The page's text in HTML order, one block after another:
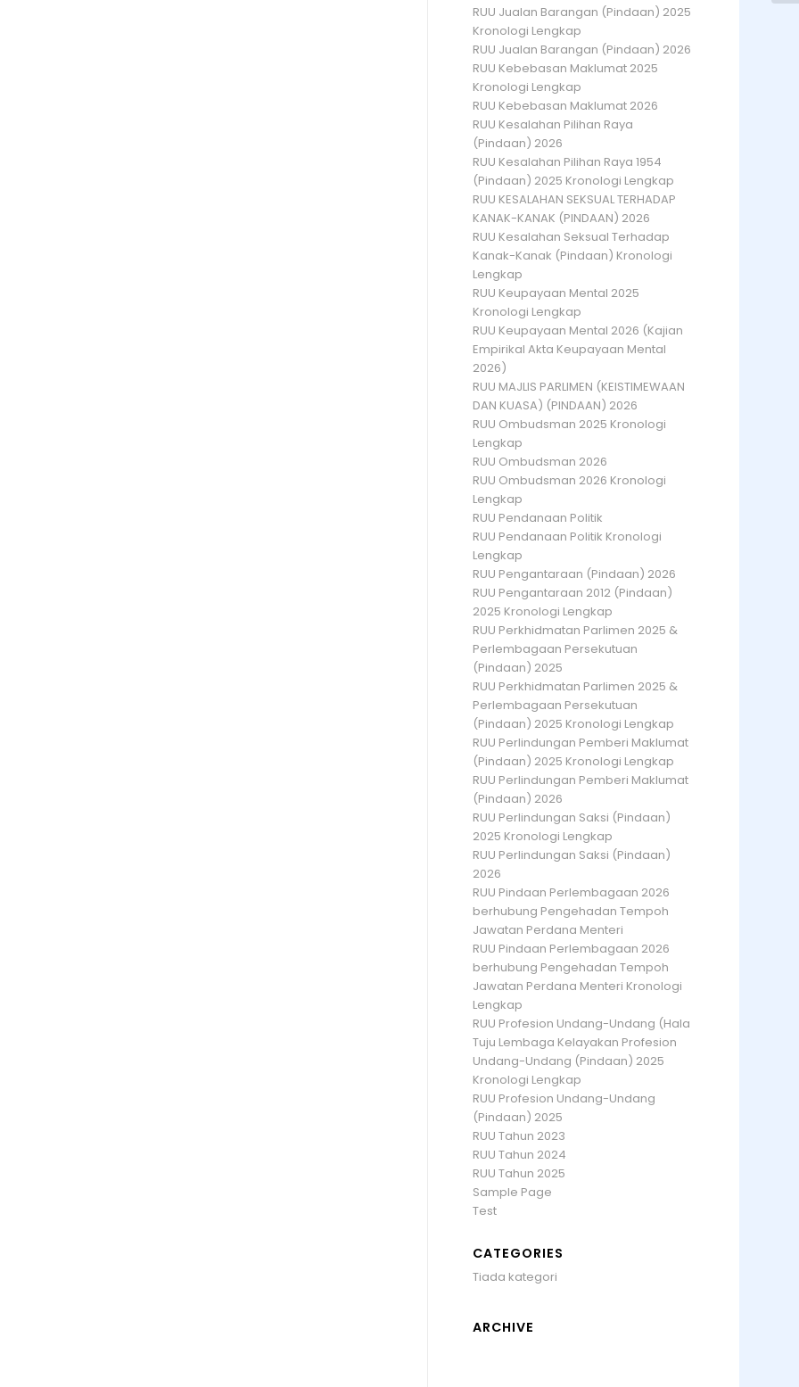
RUU Jualan Barangan (Pindaan) 2025
Kronologi Lengkap
RUU Jualan Barangan (Pindaan) 2026
RUU Kebebasan Maklumat 2025
Kronologi Lengkap
RUU Kebebasan Maklumat 2026
RUU Kesalahan Pilihan Raya
(Pindaan) 2026
RUU Kesalahan Pilihan Raya 1954
(Pindaan) 2025 Kronologi Lengkap
RUU KESALAHAN SEKSUAL TERHADAP
KANAK-KANAK (PINDAAN) 2026
RUU Kesalahan Seksual Terhadap
Kanak-Kanak (Pindaan) Kronologi
Lengkap
RUU Keupayaan Mental 2025
Kronologi Lengkap
RUU Keupayaan Mental 2026 (Kajian
Empirikal Akta Keupayaan Mental
2026)
RUU MAJLIS PARLIMEN (KEISTIMEWAAN
DAN KUASA) (PINDAAN) 2026
RUU Ombudsman 2025 Kronologi
Lengkap
RUU Ombudsman 2026
RUU Ombudsman 2026 Kronologi
Lengkap
RUU Pendanaan Politik
RUU Pendanaan Politik Kronologi
Lengkap
RUU Pengantaraan (Pindaan) 2026
RUU Pengantaraan 2012 (Pindaan)
2025 Kronologi Lengkap
RUU Perkhidmatan Parlimen 2025 &
Perlembagaan Persekutuan
(Pindaan) 2025
RUU Perkhidmatan Parlimen 2025 &
Perlembagaan Persekutuan
(Pindaan) 2025 Kronologi Lengkap
RUU Perlindungan Pemberi Maklumat
(Pindaan) 2025 Kronologi Lengkap
RUU Perlindungan Pemberi Maklumat
(Pindaan) 2026
RUU Perlindungan Saksi (Pindaan)
2025 Kronologi Lengkap
RUU Perlindungan Saksi (Pindaan)
2026
RUU Pindaan Perlembagaan 2026
berhubung Pengehadan Tempoh
Jawatan Perdana Menteri
RUU Pindaan Perlembagaan 2026
berhubung Pengehadan Tempoh
Jawatan Perdana Menteri Kronologi
Lengkap
RUU Profesion Undang-Undang (Hala
Tuju Lembaga Kelayakan Profesion
Undang-Undang (Pindaan) 2025
Kronologi Lengkap
RUU Profesion Undang-Undang
(Pindaan) 2025
RUU Tahun 2023
RUU Tahun 2024
RUU Tahun 2025
Sample Page
Test
CATEGORIES
Tiada kategori
ARCHIVE